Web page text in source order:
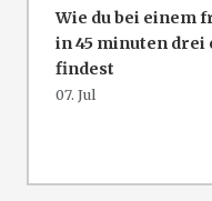
Wie du bei einem
in 45 minuten drei
findest
07. Jul